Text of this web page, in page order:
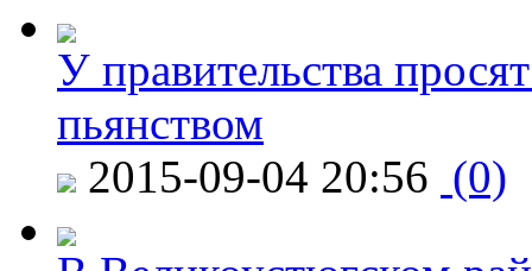
У правительства
пьянством
2015-09-04 20:56 (0)